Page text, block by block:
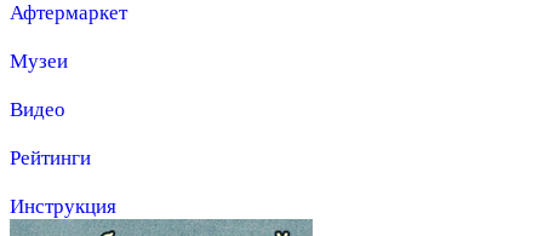
Афтермаркет
Музеи
Видео
Рейтинги
Инструкция